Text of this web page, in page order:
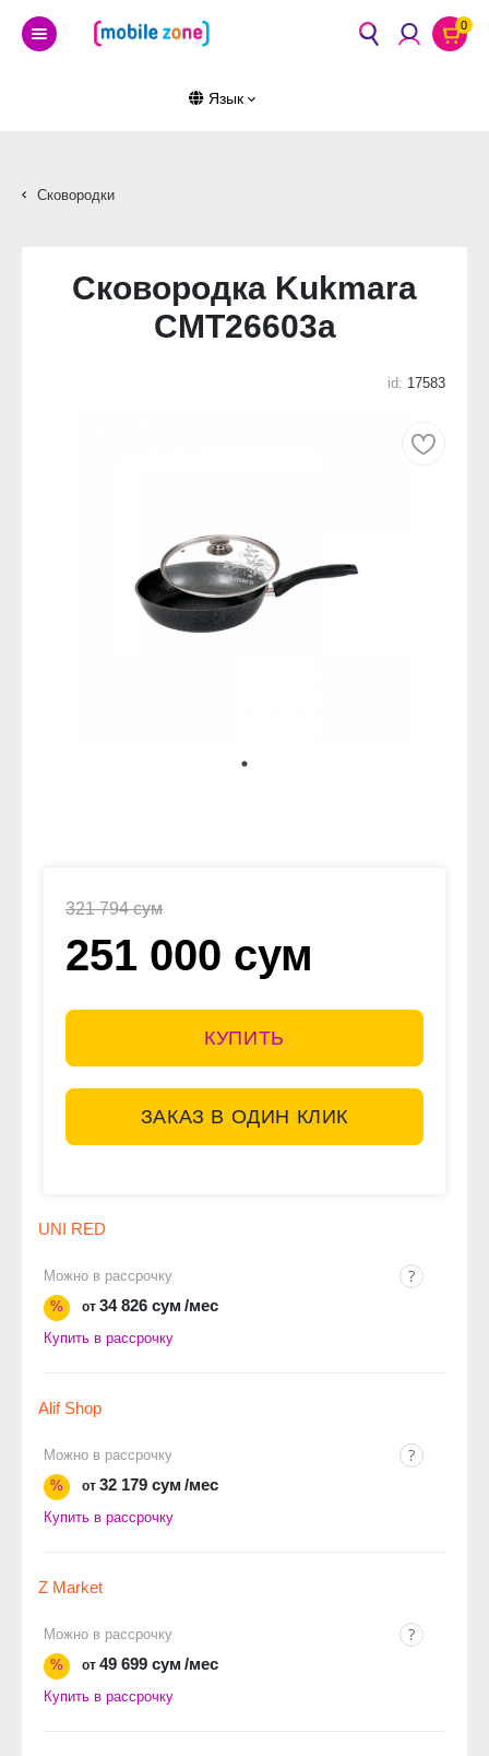
0
Язык
Сковородки
Сковородка Kukmara
СМТ26603а
id: 17583
321 794 сум
251 000 сум
КУПИТЬ
ЗАКАЗ В ОДИН КЛИК
UNI RED
Можно в рассрочку
%
от 34 826 сум /мес
Купить в рассрочку
Alif Shop
Можно в рассрочку
%
от 32 179 сум /мес
Купить в рассрочку
Z Market
Можно в рассрочку
%
от 49 699 сум /мес
Купить в рассрочку